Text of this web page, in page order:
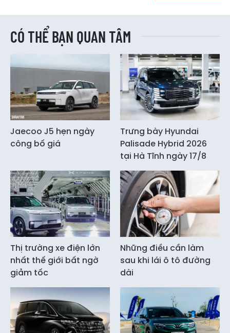
CÓ THỂ BẠN QUAN TÂM
Jaecoo J5 hẹn ngày
công bố giá
Trưng bày Hyundai
Palisade Hybrid 2026
tại Hà Tĩnh ngày 17/8
Thị trường xe điện lớn
nhất thế giới bất ngờ
giảm tốc
Những điều cần làm
sau khi lái ô tô đường
dài